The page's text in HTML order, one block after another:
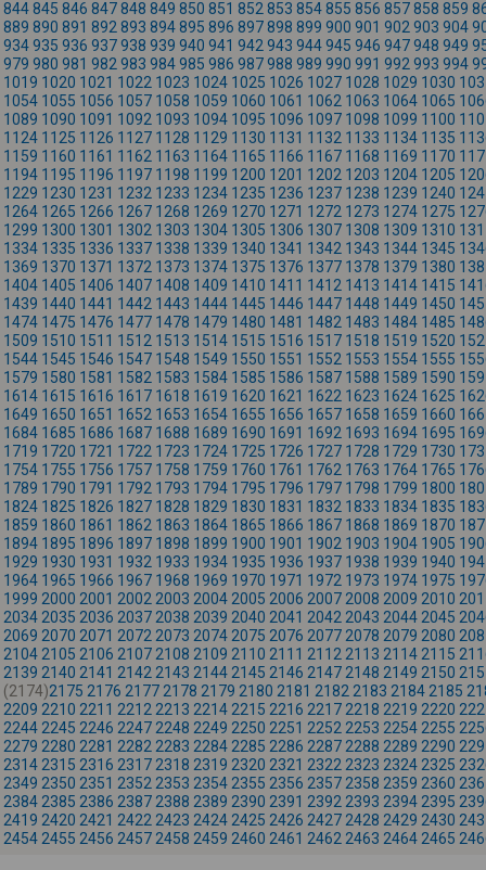
844845 846 847848 849 850 851 852 853 854855 856 857858 859
889 890 891 892 893 894895 896 897898 899 900 901 902 903 904
934935 936 937938 939 940 941 942 943 944945 946 947948 949
979 980 981 982 983 984985 986 987988 989 990 991 992 993 994
1019 1020 1021 1022 1023 1024 1025 1026 1027 1028 1029 1030
1054 1055 1056 1057 1058 1059 1060 1061 1062 1063 1064 1065
1089 1090 1091 1092 1093 1094 1095 1096 1097 1098 1099 1100
1124 1125 1126 1127 1128 1129 1130 1131 1132 1133 1134 1135
1159 1160 1161 1162 1163 1164 1165 1166 1167 1168 1169 1170
1194 1195 1196 1197 1198 1199 1200 1201 1202 1203 1204 1205
1229 1230 1231 1232 1233 1234 1235 1236 1237 1238 1239 1240
1264 1265 1266 1267 1268 1269 1270 1271 1272 1273 1274 1275
1299 1300 1301 1302 1303 1304 1305 1306 1307 1308 1309 1310
1334 1335 1336 1337 1338 1339 1340 1341 1342 1343 1344 1345
1369 1370 1371 1372 1373 1374 1375 1376 1377 1378 1379 1380
1404 1405 1406 1407 1408 1409 1410 1411 1412 1413 1414 1415
1439 1440 1441 1442 1443 1444 1445 1446 1447 1448 1449 1450
1474 1475 1476 1477 1478 1479 1480 1481 1482 1483 1484 1485
1509 1510 1511 1512 1513 1514 1515 1516 1517 1518 1519 1520
1544 1545 1546 1547 1548 1549 1550 1551 1552 1553 1554 1555
1579 1580 1581 1582 1583 1584 1585 1586 1587 1588 1589 1590
1614 1615 1616 1617 1618 1619 1620 1621 1622 1623 1624 1625
1649 1650 1651 1652 1653 1654 1655 1656 1657 1658 1659 1660
1684 1685 1686 1687 1688 1689 1690 1691 1692 1693 1694 1695
1719 1720 1721 1722 1723 1724 1725 1726 1727 1728 1729 1730
1754 1755 1756 1757 1758 1759 1760 1761 1762 1763 1764 1765
1789 1790 1791 1792 1793 1794 1795 1796 1797 1798 1799 1800
1824 1825 1826 1827 1828 1829 1830 1831 1832 1833 1834 1835
1859 1860 1861 1862 1863 1864 1865 1866 1867 1868 1869 1870
1894 1895 1896 1897 1898 1899 1900 1901 1902 1903 1904 1905
1929 1930 1931 1932 1933 1934 1935 1936 1937 1938 1939 1940
1964 1965 1966 1967 1968 1969 1970 1971 1972 1973 1974 1975
1999 2000 2001 2002 2003 2004 2005 2006 2007 2008 2009 2010
2034 2035 2036 2037 2038 2039 2040 2041 2042 2043 2044 2045
2069 2070 2071 2072 2073 2074 2075 2076 2077 2078 2079 2080
2104 2105 2106 2107 2108 2109 2110 2111 2112 2113 2114 2115
2139 2140 2141 2142 2143 2144 2145 2146 2147 2148 2149 2150
(2174)2175 2176 2177 2178 2179 2180 2181 2182 2183 2184 2185
2209 2210 2211 2212 2213 2214 2215 2216 2217 2218 2219 2220
2244 2245 2246 2247 2248 2249 2250 2251 2252 2253 2254 2255
2279 2280 2281 2282 2283 2284 2285 2286 2287 2288 2289 2290
2314 2315 2316 2317 2318 2319 2320 2321 2322 2323 2324 2325
2349 2350 2351 2352 2353 2354 2355 2356 2357 2358 2359 2360
2384 2385 2386 2387 2388 2389 2390 2391 2392 2393 2394 2395
2419 2420 2421 2422 2423 2424 2425 2426 2427 2428 2429 2430
2454 2455 2456 2457 2458 2459 2460 2461 2462 2463 2464 2465